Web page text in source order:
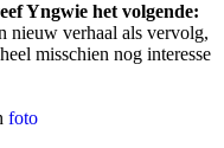
Yngwie het volgende:
nieuw verhaal als vervolg,
misschien nog interesse
foto